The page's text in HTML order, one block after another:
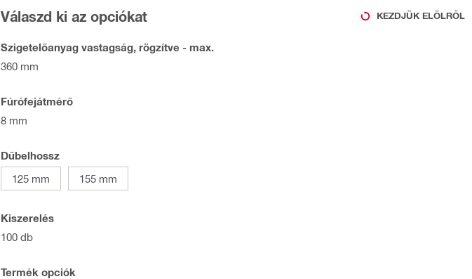
Válaszd ki az opciókat KEZDJÜK ELÖLRŐL
Szigetelőanyag vastagság, rögzítve - max.
360 mm
Fúrófejátmérő
8 mm
Dűbelhossz
125 mm
155 mm
Kiszerelés
100 db
Termék opciók